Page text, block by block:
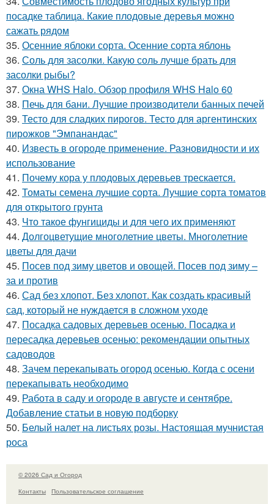
посадке таблица. Какие плодовые деревья можно
сажать рядом
35. Осенние яблоки сорта. Осенние сорта яблонь
36. Соль для засолки. Какую соль лучше брать для
засолки рыбы?
37. Окна WHS Halo. Обзор профиля WHS Halo 60
38. Печь для бани. Лучшие производители банных печей
39. Тесто для сладких пирогов. Тесто для аргентинских
пирожков "Эмпанандас"
40. Известь в огороде применение. Разновидности и их
использование
41. Почему кора у плодовых деревьев трескается.
42. Томаты семена лучшие сорта. Лучшие сорта томатов
для открытого грунта
43. Что такое фунгициды и для чего их применяют
44. Долгоцветущие многолетние цветы. Многолетние
цветы для дачи
45. Посев под зиму цветов и овощей. Посев под зиму –
за и против
46. Сад без хлопот. Без хлопот. Как создать красивый
сад, который не нуждается в сложном уходе
47. Посадка садовых деревьев осенью. Посадка и
пересадка деревьев осенью: рекомендации опытных
садоводов
48. Зачем перекапывать огород осенью. Когда с осени
перекапывать необходимо
49. Работа в саду и огороде в августе и сентябре.
Добавление статьи в новую подборку
50. Белый налет на листьях розы. Настоящая мучнистая
роса
© 2026 Сад и Огород
Контакты
Пользовательское соглашение